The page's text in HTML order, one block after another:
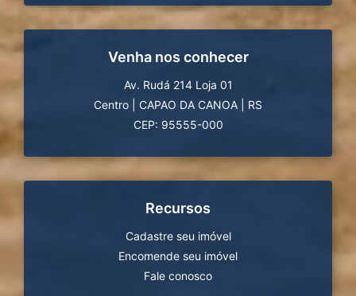
Venha nos conhecer
Av. Rudá 214 Loja 01
Centro
CAPAO DA CANOA
RS
CEP: 95555-000
Recursos
Cadastre seu imóvel
Encomende seu imóvel
Fale conosco